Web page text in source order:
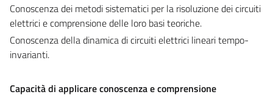
Conoscenza dei metodi sistematici per la risoluzione dei circuiti
elettrici e comprensione delle loro basi teoriche.
Conoscenza della dinamica di circuiti elettrici lineari tempo-
invarianti.
Capacità di applicare conoscenza e comprensione